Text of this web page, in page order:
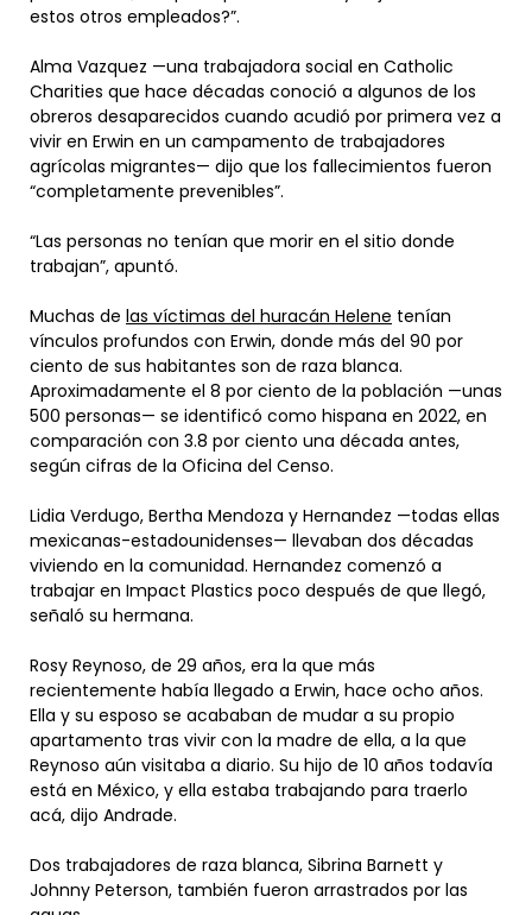
estos otros empleados?”.
Alma Vazquez —una trabajadora social en Catholic
Charities que hace décadas conoció a algunos de los
obreros desaparecidos cuando acudió por primera vez a
vivir en Erwin en un campamento de trabajadores
agrícolas migrantes— dijo que los fallecimientos fueron
“completamente prevenibles”.
“Las personas no tenían que morir en el sitio donde
trabajan”, apuntó.
Muchas de las víctimas del huracán Helene tenían
vínculos profundos con Erwin, donde más del 90 por
ciento de sus habitantes son de raza blanca.
Aproximadamente el 8 por ciento de la población —unas
500 personas— se identificó como hispana en 2022, en
comparación con 3.8 por ciento una década antes,
según cifras de la Oficina del Censo.
Lidia Verdugo, Bertha Mendoza y Hernandez —todas ellas
mexicanas-estadounidenses— llevaban dos décadas
viviendo en la comunidad. Hernandez comenzó a
trabajar en Impact Plastics poco después de que llegó,
señaló su hermana.
Rosy Reynoso, de 29 años, era la que más
recientemente había llegado a Erwin, hace ocho años.
Ella y su esposo se acababan de mudar a su propio
apartamento tras vivir con la madre de ella, a la que
Reynoso aún visitaba a diario. Su hijo de 10 años todavía
está en México, y ella estaba trabajando para traerlo
acá, dijo Andrade.
Dos trabajadores de raza blanca, Sibrina Barnett y
Johnny Peterson, también fueron arrastrados por las